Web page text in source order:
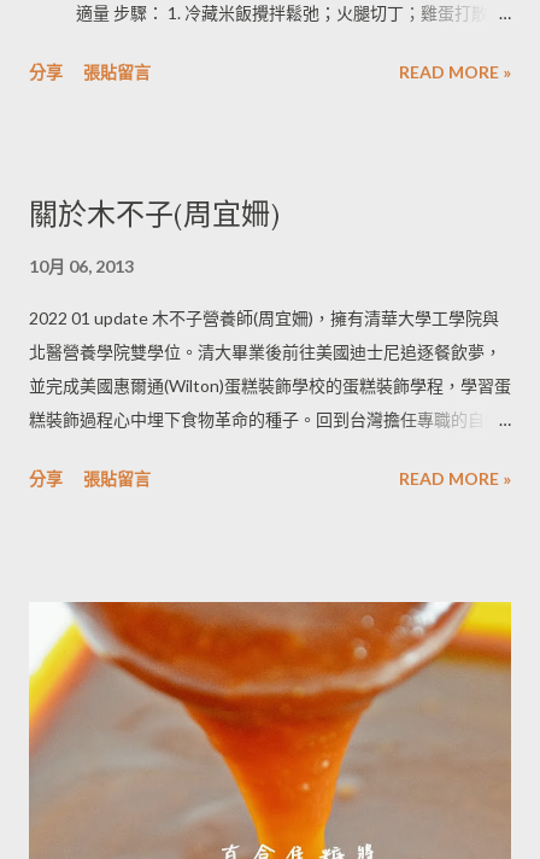
適量 步驟： 1. 冷藏米飯攪拌鬆弛；火腿切丁；雞蛋打散；
翻炒出香味，再放入青蔥與蛋液。 3. 雞蛋成形後，倒入白飯與配
冰箱為星期三四的炒飯作準備！ 2. 如果當日早午餐蔬果量攝取種
水熬煮半小時就是天然美味的高湯，可取代韓式泡菜鍋的調味
料。 《延伸閱讀》 阿基師料理 - 日式薑汁燒肉蓋飯 熱騰騰韓式
開胃泡菜鍋蓋飯 阿基師料理 - 粒粒分明 櫻花蝦黃金蛋炒飯
分享 張貼留言 READ MORE »
關於木不子(周宜姍)
10月 06, 2013
2022 01 update 木不子營養師(周宜姍)，擁有清華大學工學院與
北醫營養學院雙學位。清大畢業後前往美國迪士尼追逐餐飲夢，
並完成美國惠爾通(Wilton)蛋糕裝飾學校的蛋糕裝飾學程，學習蛋
糕裝飾過程心中埋下食物革命的種子。回到台灣擔任專職的自然
料理部落格想實踐心中的食物革命。擁有中餐、蛋糕丙級證照與
到世界上最完美的飲食法，但學習的過程逐漸體悟，追求完美飲
食的本身才是焦慮的最大來源。 木不子相信知識就是力量，透過
學習，可以化解心中的焦慮與恐懼。 希望透過自身對料理的熱
愛，追求營養真相的歷程，分享營養學資訊，幫助對飲食與營養
有困惑的民眾，認識營養學，怎麼吃都對！ 不定時提供營養師規
劃的健康飲食，簡易食譜與營養學。協助民眾實踐營養學均衡飲
食原則。 --------------------------------------------------------------------
分享 張貼留言 READ MORE »